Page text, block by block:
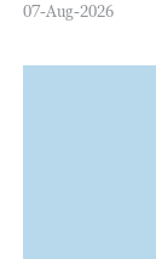
07-Aug-2026